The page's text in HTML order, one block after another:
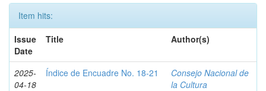
Item hits:
Issue
Date
Title Author(s)
2025-
04-18
Índice de Encuadre No. 18-21
Consejo Nacional de
la Cultura